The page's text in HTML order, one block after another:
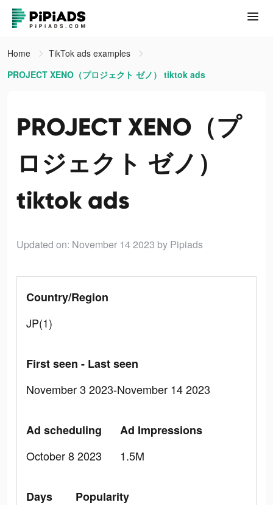
Home
TikTok ads examples
PROJECT XENO（プロジェクト ゼノ） tiktok ads
PROJECT XENO（プ
ロジェクト ゼノ）
tiktok ads
Updated on: November 14 2023 by Pipiads
Country/Region
JP(1)
First seen - Last seen
November 3 2023-November 14 2023
Ad scheduling
October 8 2023
Ad Impressions
1.5M
Days
Popularity